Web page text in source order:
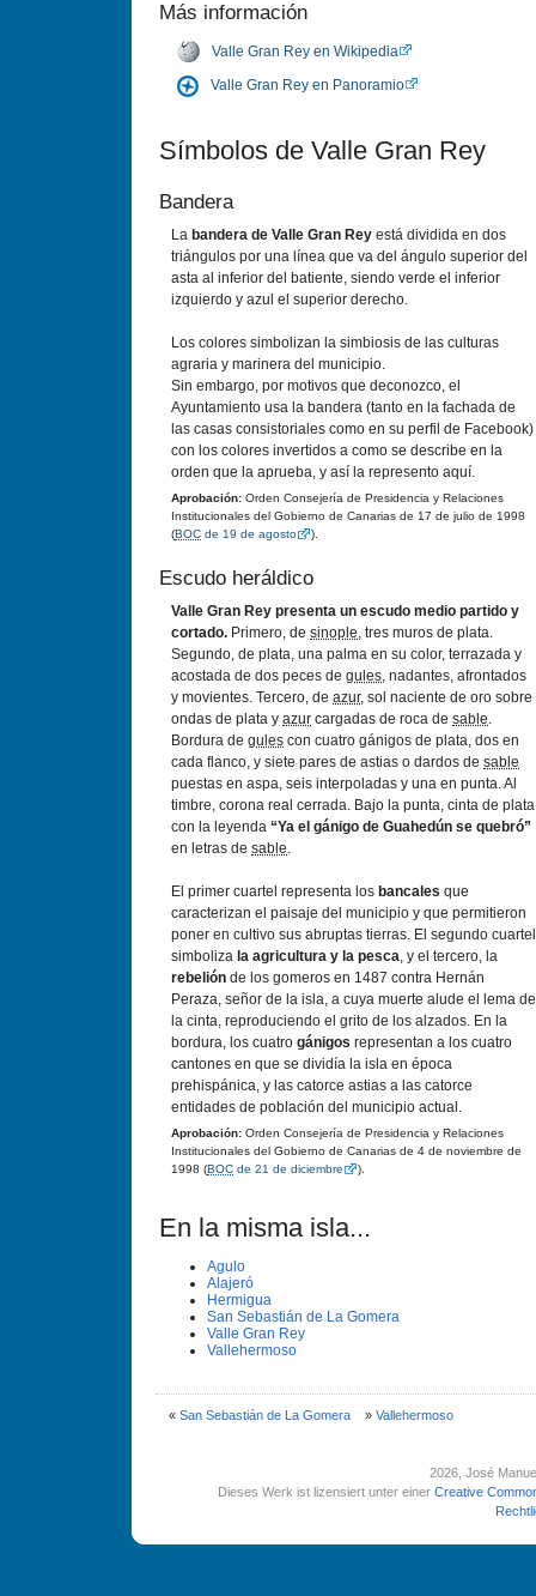
Más información
Valle Gran Rey en Wikipedia
Valle Gran Rey en Panoramio
Símbolos de Valle Gran Rey
Bandera
La bandera de Valle Gran Rey está dividida en dos
triángulos por una línea que va del ángulo superior del
asta al inferior del batiente, siendo verde el inferior
izquierdo y azul el superior derecho.
Los colores simbolizan la simbiosis de las culturas
agraria y marinera del municipio.
Sin embargo, por motivos que deconozco, el
Ayuntamiento usa la bandera (tanto en la fachada de
las casas consistoriales como en su perfil de Facebook)
con los colores invertidos a como se describe en la
orden que la aprueba, y así la represento aquí.
Aprobación: Orden Consejería de Presidencia y Relaciones
Institucionales del Gobierno de Canarias de 17 de julio de 1998
(BOC de 19 de agosto ).
Escudo heráldico
Valle Gran Rey presenta un escudo medio partido y
cortado. Primero, de sinople, tres muros de plata.
Segundo, de plata, una palma en su color, terrazada y
acostada de dos peces de gules, nadantes, afrontados
y movientes. Tercero, de azur, sol naciente de oro sobre
ondas de plata y azur cargadas de roca de sable.
Bordura de gules con cuatro gánigos de plata, dos en
cada flanco, y siete pares de astias o dardos de sable
puestas en aspa, seis interpoladas y una en punta. Al
timbre, corona real cerrada. Bajo la punta, cinta de plata
con la leyenda “Ya el gánigo de Guahedún se quebró”
en letras de sable.
El primer cuartel representa los bancales que
caracterizan el paisaje del municipio y que permitieron
poner en cultivo sus abruptas tierras. El segundo cuartel
simboliza la agricultura y la pesca, y el tercero, la
rebelión de los gomeros en 1487 contra Hernán
Peraza, señor de la isla, a cuya muerte alude el lema de
la cinta, reproduciendo el grito de los alzados. En la
bordura, los cuatro gánigos representan a los cuatro
cantones en que se dividía la isla en época
prehispánica, y las catorce astias a las catorce
entidades de población del municipio actual.
Aprobación: Orden Consejería de Presidencia y Relaciones
Institucionales del Gobierno de Canarias de 4 de noviembre de
1998 (BOC de 21 de diciembre ).
En la misma isla...
Agulo
Alajeró
Hermigua
San Sebastián de La Gomera
Valle Gran Rey
Vallehermoso
« San Sebastián de La Gomera» Vallehermoso
2026 , José
Dieses Werk ist lizensiert unter einer Creative